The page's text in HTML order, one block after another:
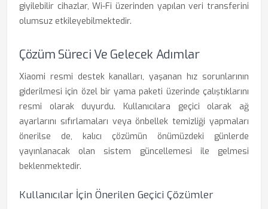
giyilebilir cihazlar, Wi-Fi üzerinden yapılan veri transferini
olumsuz etkileyebilmektedir.
Çözüm Süreci Ve Gelecek Adımlar
Xiaomi resmi destek kanalları, yaşanan hız sorunlarının
giderilmesi için özel bir yama paketi üzerinde çalıştıklarını
resmi olarak duyurdu. Kullanıcılara geçici olarak ağ
ayarlarını sıfırlamaları veya önbellek temizliği yapmaları
önerilse de, kalıcı çözümün önümüzdeki günlerde
yayınlanacak olan sistem güncellemesi ile gelmesi
beklenmektedir.
Kullanıcılar İçin Önerilen Geçici Çözümler